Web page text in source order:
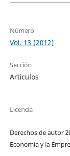
Número
Vol. 13 (2012)
Sección
Artículos
Licencia
Derechos de autor
Economía y la